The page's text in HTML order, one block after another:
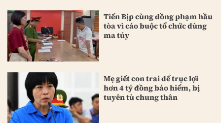
Tiến Bịp cùng đồng phạm hầu
tòa vì cáo buộc tổ chức dùng
ma túy
Mẹ giết con trai để trục lợi
hơn 4 tỷ đồng bảo hiểm, bị
tuyên tù chung thân